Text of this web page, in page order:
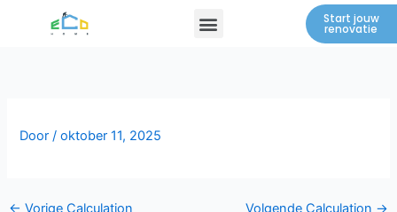
Menu Start jouw
renovatie
Door/oktober 11, 2025
← Vorige Calculation Volgende Calculation →